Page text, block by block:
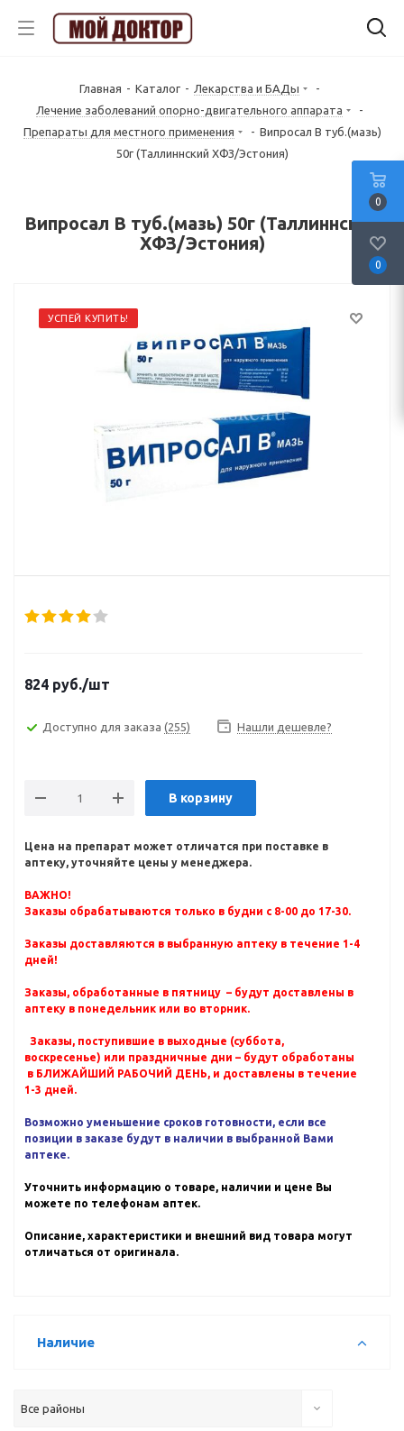
Главная - Каталог - Лекарства и БАДы
-
Лечение заболеваний опорно-двигательного аппарата
-
Препараты для местного применения
- Випросал В туб.(мазь)
50г (Таллиннский ХФЗ/Эстония)
Випросал В туб.(мазь) 50г (Таллиннский
ХФЗ/Эстония)
УСПЕЙ КУПИТЬ!
824 руб./шт
Доступно для заказа (255) Нашли дешевле?
В корзину
Цена на препарат может отличатся при поставке в
аптеку, уточняйте цены у менеджера.
ВАЖНО!
Заказы обрабатываются только в будни с 8-00 до 17-30.
Заказы доставляются в выбранную аптеку в течение 1-4
дней!
Заказы, обработанные в пятницу – будут доставлены в
аптеку в понедельник или во вторник.
Заказы, поступившие в выходные (суббота,
воскресенье) или праздничные дни – будут обработаны
в БЛИЖАЙШИЙ РАБОЧИЙ ДЕНЬ, и доставлены в течение
1-3 дней.
Возможно уменьшение сроков готовности, если все
позиции в заказе будут в наличии в выбранной Вами
аптеке.
Уточнить информацию о товаре, наличии и цене Вы
можете по телефонам аптек.
Описание, характеристики и внешний вид товара могут
отличаться от оригинала.
Наличие
Все районы
0
0